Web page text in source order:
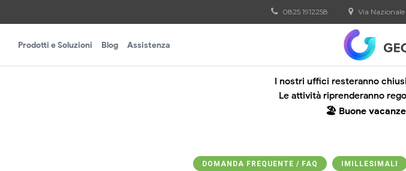
0825 1912258 Via
Prodotti e Soluzioni Blog Assistenza
I nostri uffici resteranno
Le attività riprenderanno
🏖️ Buone
DOMANDA FREQUENTE / FAQ IMILLESIMALI